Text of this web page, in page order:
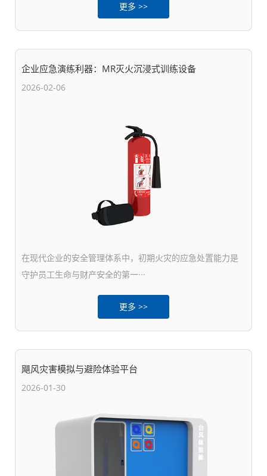
更多 >>
企业应急演练利器：MR灭火沉浸式训练设备
2026-02-06
在现代企业的安全管理体系中，初期火灾的应急处置能力是
守护员工生命与财产安全的第一···
更多 >>
飓风灾害模拟与避险体验平台
2026-01-30